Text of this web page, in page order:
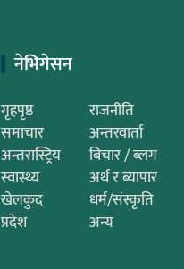
नेभिगेसन
गृहपृष्ठ
राजनीति
समाचार
अन्तरवार्ता
अन्तरास्ट्रिय
बिचार / ब्लग
स्वास्थ्य
अर्थ र ब्यापार
खेलकुद
धर्म/संस्कृति
प्रदेश
अन्य